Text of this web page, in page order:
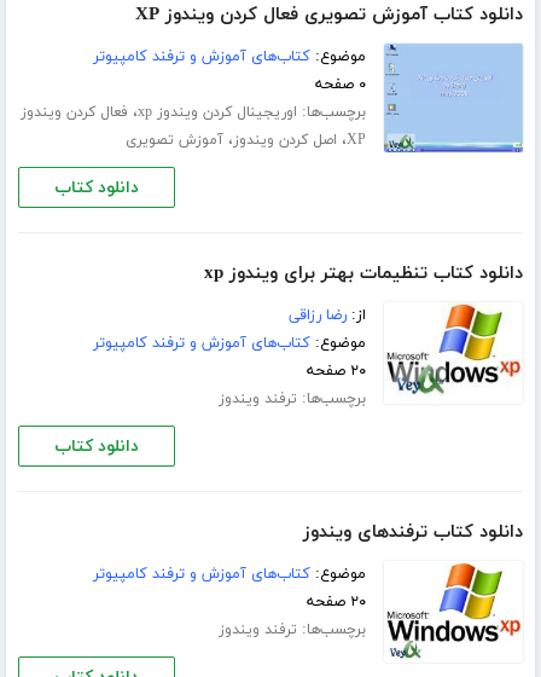
دانلود کتاب آموزش تصویری فعال کردن ویندوز XP
موضوع:کتاب‌های آموزش و ترفند کامپیوتر
۰ صفحه
برچسب‌ها: اوریجینال کردن ویندوز xp ، فعال کردن ویندوز
XP، اصل کردن ویندوز،آموزش تصویری
دانلود کتاب
دانلود کتاب تنظیمات بهتر برای ویندوز xp
از:رضا رزاقی
موضوع:کتاب‌های آموزش و ترفند کامپیوتر
۲۰ صفحه
برچسب‌ها: ترفند ویندوز
دانلود کتاب
دانلود کتاب ترفندهای ویندوز
موضوع:کتاب‌های آموزش و ترفند کامپیوتر
۲۰ صفحه
برچسب‌ها: ترفند ویندوز